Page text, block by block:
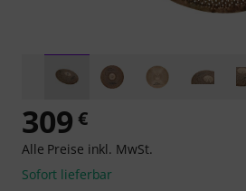
309 €
Alle Preise inkl. MwSt.
Sofort lieferbar